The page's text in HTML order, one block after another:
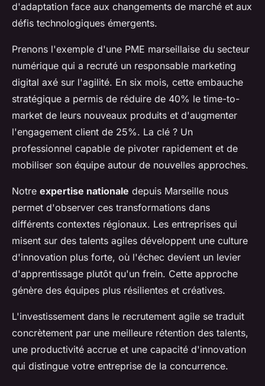
d'adaptation face aux changements de marché et aux
défis technologiques émergents.
Prenons l'exemple d'une PME marseillaise du secteur
numérique qui a recruté un responsable marketing
digital axé sur l'agilité. En six mois, cette embauche
stratégique a permis de réduire de 40% le time-to-
market de leurs nouveaux produits et d'augmenter
l'engagement client de 25%. La clé ? Un
professionnel capable de pivoter rapidement et de
mobiliser son équipe autour de nouvelles approches.
Notre expertise nationale depuis Marseille nous
permet d'observer ces transformations dans
différents contextes régionaux. Les entreprises qui
misent sur des talents agiles développent une culture
d'innovation plus forte, où l'échec devient un levier
d'apprentissage plutôt qu'un frein. Cette approche
génère des équipes plus résilientes et créatives.
L'investissement dans le recrutement agile se traduit
concrètement par une meilleure rétention des talents,
une productivité accrue et une capacité d'innovation
qui distingue votre entreprise de la concurrence.